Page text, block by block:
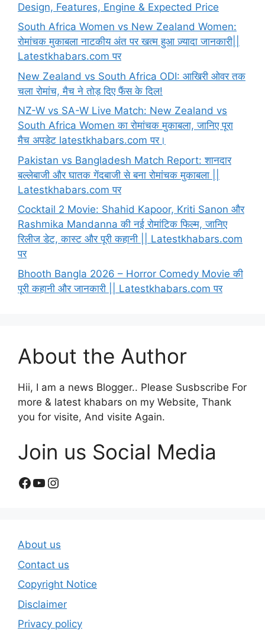
Design, Features, Engine & Expected Price
South Africa Women vs New Zealand Women:
रोमांचक मुकाबला नाटकीय अंत पर खत्म हुआ ज़्यादा जानकारी||
Latestkhabars.com पर
New Zealand vs South Africa ODI: आखिरी ओवर तक
चला रोमांच, मैच ने तोड़ दिए फैंस के दिल!
NZ-W vs SA-W Live Match: New Zealand vs
South Africa Women का रोमांचक मुकाबला, जानिए पूरा
मैच अपडेट latestkhabars.com पर।
Pakistan vs Bangladesh Match Report: शानदार
बल्लेबाजी और घातक गेंदबाजी से बना रोमांचक मुकाबला ||
Latestkhabars.com पर
Cocktail 2 Movie: Shahid Kapoor, Kriti Sanon और
Rashmika Mandanna की नई रोमांटिक फिल्म, जानिए
रिलीज डेट, कास्ट और पूरी कहानी || Latestkhabars.com
पर
Bhooth Bangla 2026 – Horror Comedy Movie की
पूरी कहानी और जानकारी || Latestkhabars.com पर
About the Author
Hii, I am a news Blogger.. Please Susbscribe For
more & latest khabars on my Website, Thank
you for visite, And visite Again.
Join us Social Media
Facebook
YouTube
Instagram
About us
Contact us
Copyright Notice
Disclaimer
Privacy policy